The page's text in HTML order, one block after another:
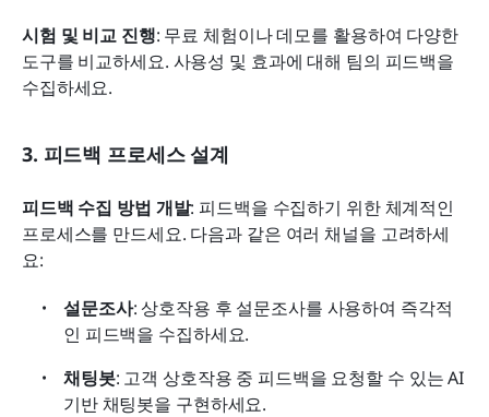
시험 및 비교 진행: 무료 체험이나 데모를 활용하여 다양한
도구를 비교하세요. 사용성 및 효과에 대해 팀의 피드백을
수집하세요.
3. 피드백 프로세스 설계
피드백 수집 방법 개발: 피드백을 수집하기 위한 체계적인
프로세스를 만드세요. 다음과 같은 여러 채널을 고려하세
요:
설문조사: 상호작용 후 설문조사를 사용하여 즉각적
인 피드백을 수집하세요.
채팅봇: 고객 상호작용 중 피드백을 요청할 수 있는 AI
기반 채팅봇을 구현하세요.